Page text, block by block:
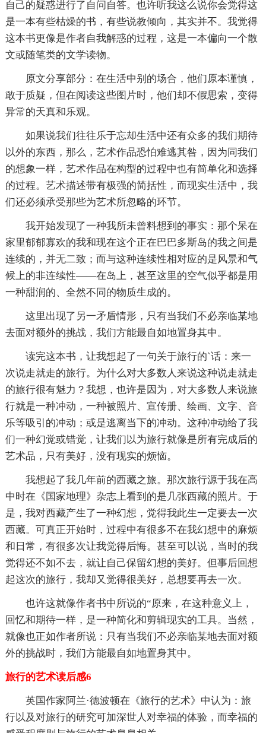
自己的疑惑进行了自问自答。也许听我这么说你会觉得这
是一本有些枯燥的书，有些说教倾向，其实并不。我觉得
这本书更像是作者自我解惑的过程，这是一本偏向一个散
文或随笔类的文学读物。
原文分享部分：在生活中别的场合，他们原本谨慎，
敢于质疑，但在阅读这些图片时，他们却不假思索，变得
异常的天真和乐观。
如果说我们往往乐于忘却生活中还有众多的我们期待
以外的东西，那么，艺术作品恐怕难逃其咎，因为同我们
的想象一样，艺术作品在构型的过程中也有简单化和选择
的过程。艺术描述带有极强的简括性，而现实生活中，我
们还必须承受那些为艺术所忽略的环节。
我开始发现了一种我所未曾料想到的事实：那个呆在
家里郁郁寡欢的我和现在这个正在巴巴多斯岛的我之间是
连续的，并无二致；而与这种连续性相对应的是风景和气
候上的非连续性——在岛上，甚至这里的空气似乎都是用
一种甜润的、全然不同的物质生成的。
这里出现了另一矛盾情形，只有当我们不必亲临某地
去面对额外的挑战，我们方能最自如地置身其中。
读完这本书，让我想起了一句关于旅行的`话：来一
次说走就走的旅行。为什么对大多数人来说这种说走就走
的旅行很有魅力？我想，也许是因为，对大多数人来说旅
行就是一种冲动，一种被照片、宣传册、绘画、文字、音
乐等吸引的冲动；或是逃离当下的冲动。这种冲动给了我
们一种幻觉或错觉，让我们以为旅行就像是所有完成后的
艺术品，只有美好，没有现实的烦恼。
我想起了我几年前的西藏之旅。那次旅行源于我在高
中时在《国家地理》杂志上看到的是几张西藏的照片。于
是，我对西藏产生了一种幻想，觉得我此生一定要去一次
西藏。可真正开始时，过程中有很多不在我幻想中的麻烦
和日常，有很多次让我觉得后悔。甚至可以说，当时的我
觉得还不如不去，就让自己保留幻想的美好。但事后回想
起这次的旅行，我却又觉得很美好，总想要再去一次。
也许这就像作者书中所说的“原来，在这种意义上，
回忆和期待一样，是一种简化和剪辑现实的工具。当然，
就像也正如作者所说：只有当我们不必亲临某地去面对额
外的挑战时，我们方能最自如地置身其中。
旅行的艺术读后感6
英国作家阿兰·德波顿在《旅行的艺术》中认为：旅
行以及对旅行的研究可加深世人对幸福的体验，而幸福的